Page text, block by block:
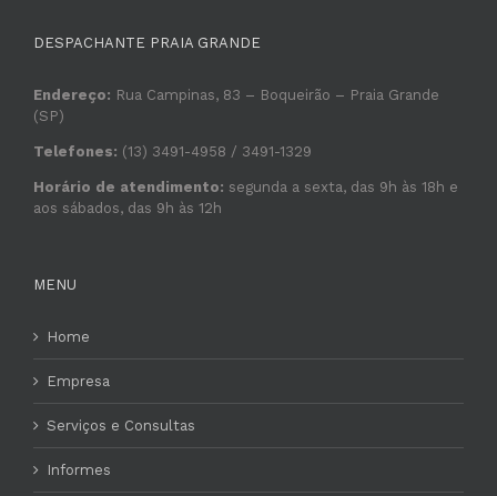
DESPACHANTE PRAIA GRANDE
Endereço: Rua Campinas, 83 – Boqueirão – Praia Grande
(SP)
Telefones: (13) 3491-4958 / 3491-1329
Horário de atendimento: segunda a sexta, das 9h às 18h e
aos sábados, das 9h às 12h
MENU
Home
Empresa
Serviços e Consultas
Informes